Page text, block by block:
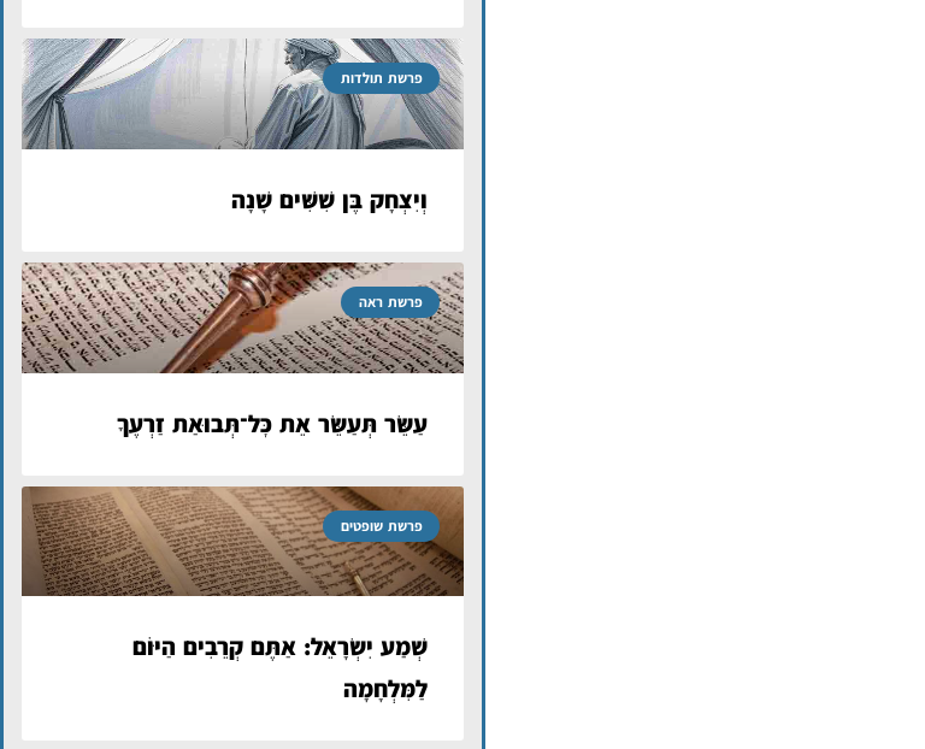
פרשת תולדות
וְיִצְחָק בֶּן שִׁשִּׁים שָׁנָה
פרשת ראה
עַשֵּׂר תְּעַשֵּׂר אֵת כׇּל־תְּבוּאַת זַרְעֶךָ
פרשת שופטים
שְׁמַע יִשְׂרָאֵל: אַתֶּם קְרֵבִים הַיּוֹם
לַמִּלְחָמָה